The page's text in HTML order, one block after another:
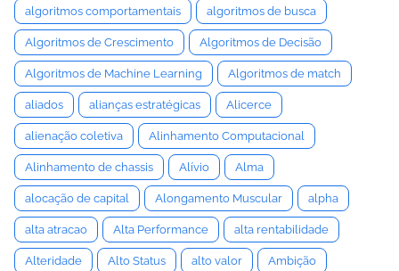
algoritmos comportamentais algoritmos de busca
Algoritmos de Crescimento Algoritmos de Decisão
Algoritmos de Machine Learning Algoritmos de match
aliados alianças estratégicas Alicerce
alienação coletiva Alinhamento Computacional
Alinhamento de chassis Alívio Alma
alocação de capital Alongamento Muscular alpha
alta atracao Alta Performance alta rentabilidade
Alteridade Alto Status alto valor Ambição